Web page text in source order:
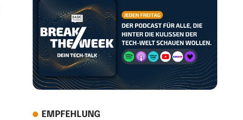
EMPFEHLUNG